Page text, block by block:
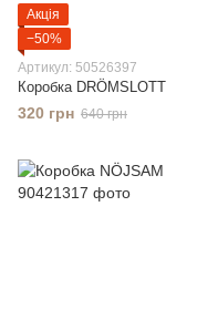
Акція
−50%
Артикул: 50526397
Коробка DRÖMSLOTT
320 грн 640 грн